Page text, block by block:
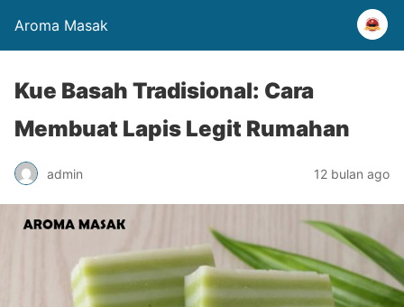
Aroma Masak
Kue Basah Tradisional: Cara
Membuat Lapis Legit Rumahan
admin 12 bulan ago